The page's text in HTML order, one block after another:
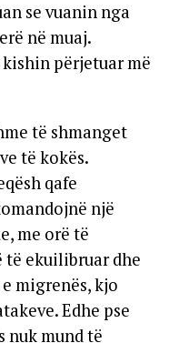
se vuanin nga
në muaj.
përjetuar më
të shmanget
të kokës.
qafe
një
me orë të
të ekuilibruar dhe
migrenës, kjo
Edhe pse
nuk mund të